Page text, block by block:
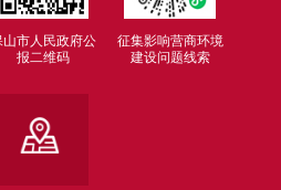
山市人民政府公
报二维码
征集影响营商环境
建设问题线索